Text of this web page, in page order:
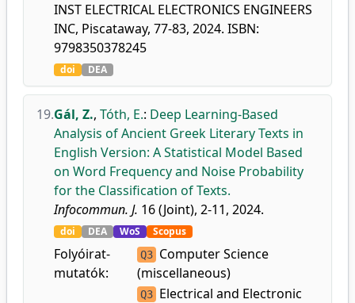
INST ELECTRICAL ELECTRONICS ENGINEERS
INC, Piscataway, 77-83, 2024. ISBN:
9798350378245
doi DEA
19.Gál, Z., Tóth, E.: Deep Learning-Based
Analysis of Ancient Greek Literary Texts in
English Version: A Statistical Model Based
on Word Frequency and Noise Probability
for the Classification of Texts.
Infocommun. J. 16 (Joint), 2-11, 2024.
doi DEA WoS Scopus
Folyóirat-
mutatók:
Q3 Computer Science
(miscellaneous)
Q3 Electrical and Electronic